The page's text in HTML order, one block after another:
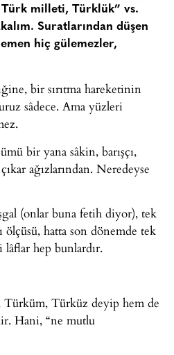
milleti, Türklük” vs.
Suratlarından düşen
hiç gülemezler,
bir sırıtma hareketinin
sâdece. Ama yüzleri
bir yana sâkin, barışçı,
ağızlarından. Neredeyse
(onlar buna fetih diyor), tek
ölçüsü, hatta son dönemde tek
hep bunlardır.
Türküz deyip hem de
Hani, “ne mutlu